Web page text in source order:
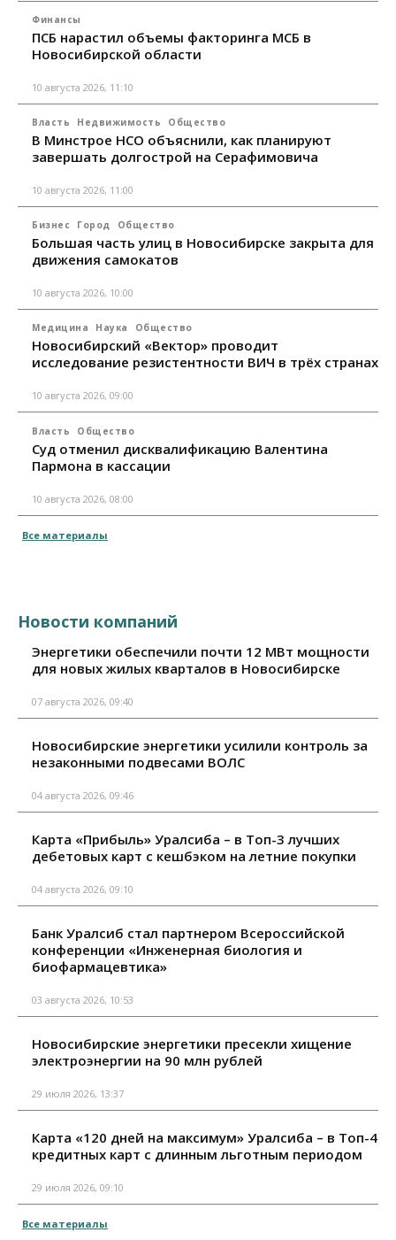
Финансы
ПСБ нарастил объемы факторинга МСБ в
Новосибирской области
10 августа 2026, 11:10
Власть Недвижимость Общество
В Минстрое НСО объяснили, как планируют
завершать долгострой на Серафимовича
10 августа 2026, 11:00
Бизнес Город Общество
Большая часть улиц в Новосибирске закрыта для
движения самокатов
10 августа 2026, 10:00
Медицина Наука Общество
Новосибирский «Вектор» проводит
исследование резистентности ВИЧ в трёх странах
10 августа 2026, 09:00
Власть Общество
Суд отменил дисквалификацию Валентина
Пармона в кассации
10 августа 2026, 08:00
Все материалы
Новости компаний
Энергетики обеспечили почти 12 МВт мощности
для новых жилых кварталов в Новосибирске
07 августа 2026, 09:40
Новосибирские энергетики усилили контроль за
незаконными подвесами ВОЛС
04 августа 2026, 09:46
Карта «Прибыль» Уралсиба – в Топ-3 лучших
дебетовых карт с кешбэком на летние покупки
04 августа 2026, 09:10
Банк Уралсиб стал партнером Всероссийской
конференции «Инженерная биология и
биофармацевтика»
03 августа 2026, 10:53
Новосибирские энергетики пресекли хищение
электроэнергии на 90 млн рублей
29 июля 2026, 13:37
Карта «120 дней на максимум» Уралсиба – в Топ-4
кредитных карт с длинным льготным периодом
29 июля 2026, 09:10
Все материалы